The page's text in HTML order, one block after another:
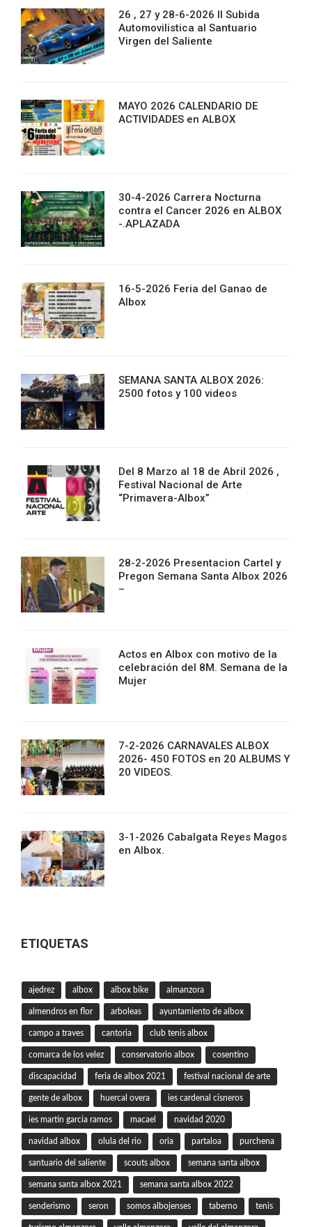
26 , 27 y 28-6-2026 II Subida
Automovilistica al Santuario
Virgen del Saliente
MAYO 2026 CALENDARIO DE
ACTIVIDADES en ALBOX
30-4-2026 Carrera Nocturna
contra el Cancer 2026 en ALBOX
-.APLAZADA
16-5-2026 Feria del Ganao de
Albox
SEMANA SANTA ALBOX 2026:
2500 fotos y 100 videos
Del 8 Marzo al 18 de Abril 2026 ,
Festival Nacional de Arte
“Primavera-Albox”
28-2-2026 Presentacion Cartel y
Pregon Semana Santa Albox 2026
–
Actos en Albox con motivo de la
celebración del 8M. Semana de la
Mujer
7-2-2026 CARNAVALES ALBOX
2026- 450 FOTOS en 20 ALBUMS Y
20 VIDEOS.
3-1-2026 Cabalgata Reyes Magos
en Albox.
ETIQUETAS
ajedrez albox albox bike almanzora
almendros en flor arboleas ayuntamiento de albox
campo a traves cantoria club tenis albox
comarca de los velez conservatorio albox cosentino
discapacidad feria de albox 2021 festival nacional de arte
gente de albox huercal overa ies cardenal cisneros
ies martin garcia ramos macael navidad 2020
navidad albox olula del rio oria partaloa purchena
santuario del saliente scouts albox semana santa albox
semana santa albox 2021 semana santa albox 2022
senderismo seron somos albojenses taberno tenis